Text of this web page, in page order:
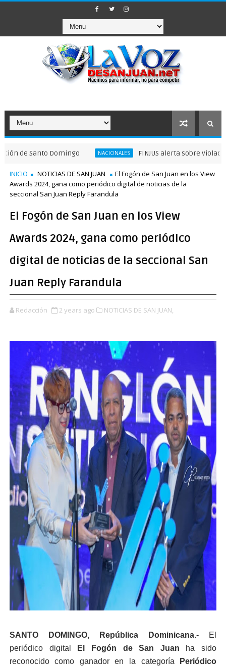
Domingo NACIONALES FINJUS alerta sobre violaciones a
INICIO NOTICIAS DE SAN JUAN
El Fogón de San Juan en los View
Awards 2024, gana como periódico digital de noticias de la
seccional San Juan Reply Farandula
El Fogón de San Juan en los View
Awards 2024, gana como periódico
digital de noticias de la seccional San
Juan Reply Farandula
Redacción 2 years ago NOTICIAS DE SAN JUAN,
SANTO DOMINGO, República Dominicana.- El
periódico digital
El Fogón de San Juan
ha sido
reconocido como ganador en la categoría
Periódico